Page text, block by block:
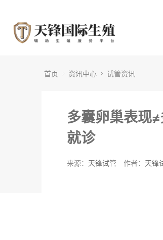
首页 资讯中心 试管资讯
多囊卵巢表现
就诊
来源： 天锋试管 作者： 天锋